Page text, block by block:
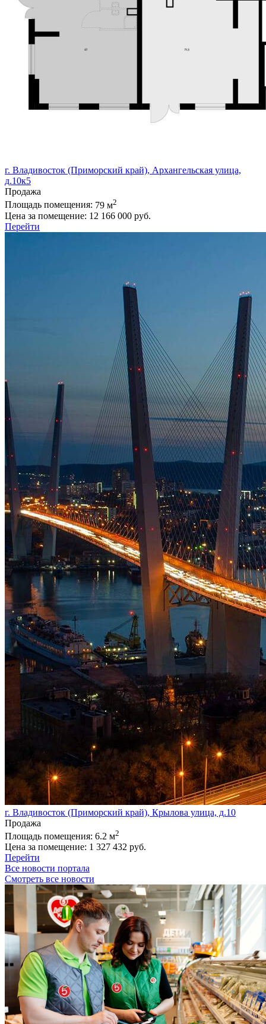
г. Владивосток (Приморский край), Архангельская улица,
д.10к5
Продажа
Площадь помещения: 79 м2
Цена за помещение: 12 166 000 руб.
Перейти
г. Владивосток (Приморский край), Крылова улица, д.10
Продажа
Площадь помещения: 6.2 м2
Цена за помещение: 1 327 432 руб.
Перейти
Все новости портала
Смотреть все новости